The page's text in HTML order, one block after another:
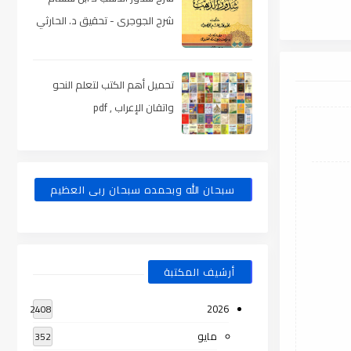
شرح الجوجرى - تحقيق د. الحارثي
تحميل أهم الكتب لتعلم النحو
واتقان الإعراب , pdf
سبحان الله وبحمده سبحان ربى العظيم
أرشيف المكتبة
2026
2408
مايو 352